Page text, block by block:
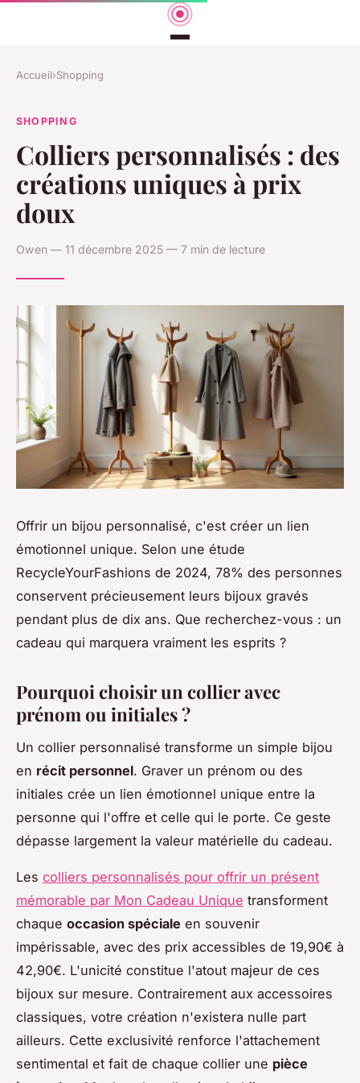
Accueil›Shopping
SHOPPING
Colliers personnalisés : des
créations uniques à prix
doux
Owen — 11 décembre 2025 — 7 min de lecture
Offrir un bijou personnalisé, c'est créer un lien
émotionnel unique. Selon une étude
RecycleYourFashions de 2024, 78% des personnes
conservent précieusement leurs bijoux gravés
pendant plus de dix ans. Que recherchez-vous : un
cadeau qui marquera vraiment les esprits ?
Pourquoi choisir un collier avec
prénom ou initiales ?
Un collier personnalisé transforme un simple bijou
en récit personnel. Graver un prénom ou des
initiales crée un lien émotionnel unique entre la
personne qui l'offre et celle qui le porte. Ce geste
dépasse largement la valeur matérielle du cadeau.
Les colliers personnalisés pour offrir un présent
mémorable par Mon Cadeau Unique transforment
chaque occasion spéciale en souvenir
impérissable, avec des prix accessibles de 19,90€ à
42,90€. L'unicité constitue l'atout majeur de ces
bijoux sur mesure. Contrairement aux accessoires
classiques, votre création n'existera nulle part
ailleurs. Cette exclusivité renforce l'attachement
sentimental et fait de chaque collier une pièce